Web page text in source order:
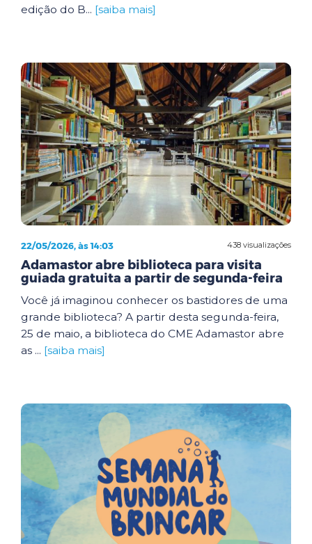
edição do B... [saiba mais]
438 visualizações
22/05/2026, às 14:03
Adamastor abre biblioteca para visita
guiada gratuita a partir de segunda-feira
Você já imaginou conhecer os bastidores de uma
grande biblioteca? A partir desta segunda-feira,
25 de maio, a biblioteca do CME Adamastor abre
as ... [saiba mais]